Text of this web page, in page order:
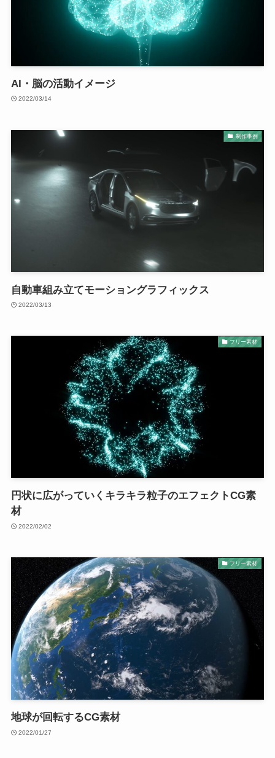
AI・脳の活動イメージ
2022/03/14
制作事例
自動車組み立てモーショングラフィックス
2022/03/13
フリー素材
円状に広がっていくキラキラ粒子のエフェクトCG素
材
2022/02/02
フリー素材
地球が回転するCG素材
2022/01/27